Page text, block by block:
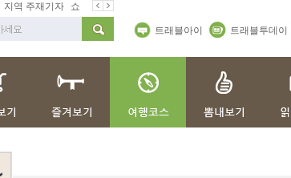
주재기자 쇼 미 더 트래블아이
트래블아이 트래블투데이